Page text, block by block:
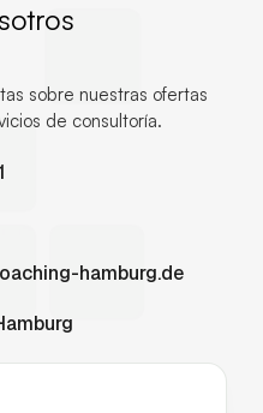
sobre nuestras ofertas
de consultoría.
hamburg.de